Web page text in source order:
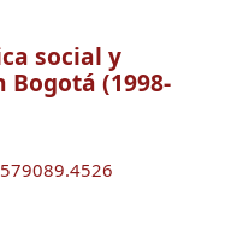
social y
(1998-